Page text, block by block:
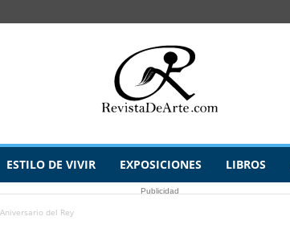
ESTILO DE VIVIR EXPOSICIONES LIBROS
Publicidad
del Rey